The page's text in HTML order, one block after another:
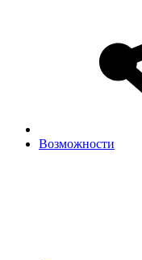
Возможности